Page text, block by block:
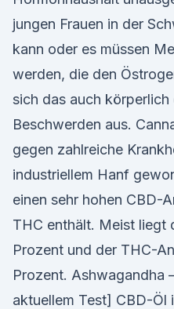
jungen Frauen in der
kann oder es müssen
werden, die den
sich das auch
Beschwerden aus.
gegen zahlreiche
industriellem Hanf
einen sehr hohen CBD-
THC enthält. Meist liegt
Prozent und der THC-
Prozent. Ashwagandha
aktuellem Test] CBD-Öl